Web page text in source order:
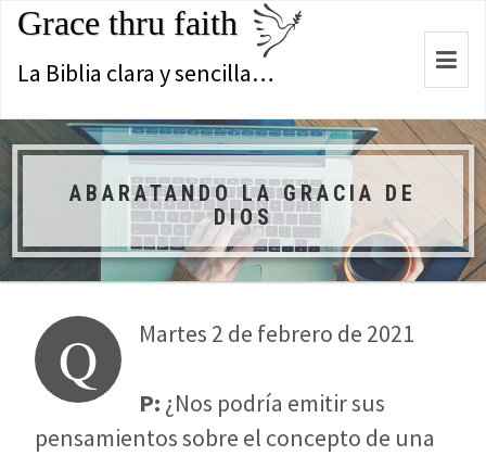
Grace thru faith
La Biblia clara y sencilla…
ABARATANDO LA GRACIA DE
DIOS
Q Martes 2 de febrero de 2021
P: ¿Nos podría emitir sus
pensamientos sobre el concepto de una